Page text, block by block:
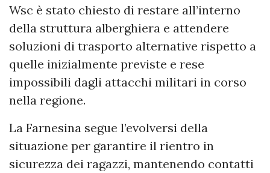
Wsc è stato chiesto di restare all’interno
della struttura alberghiera e attendere
soluzioni di trasporto alternative rispetto a
quelle inizialmente previste e rese
impossibili dagli attacchi militari in corso
nella regione.
La Farnesina segue l’evolversi della
situazione per garantire il rientro in
sicurezza dei ragazzi, mantenendo contatti